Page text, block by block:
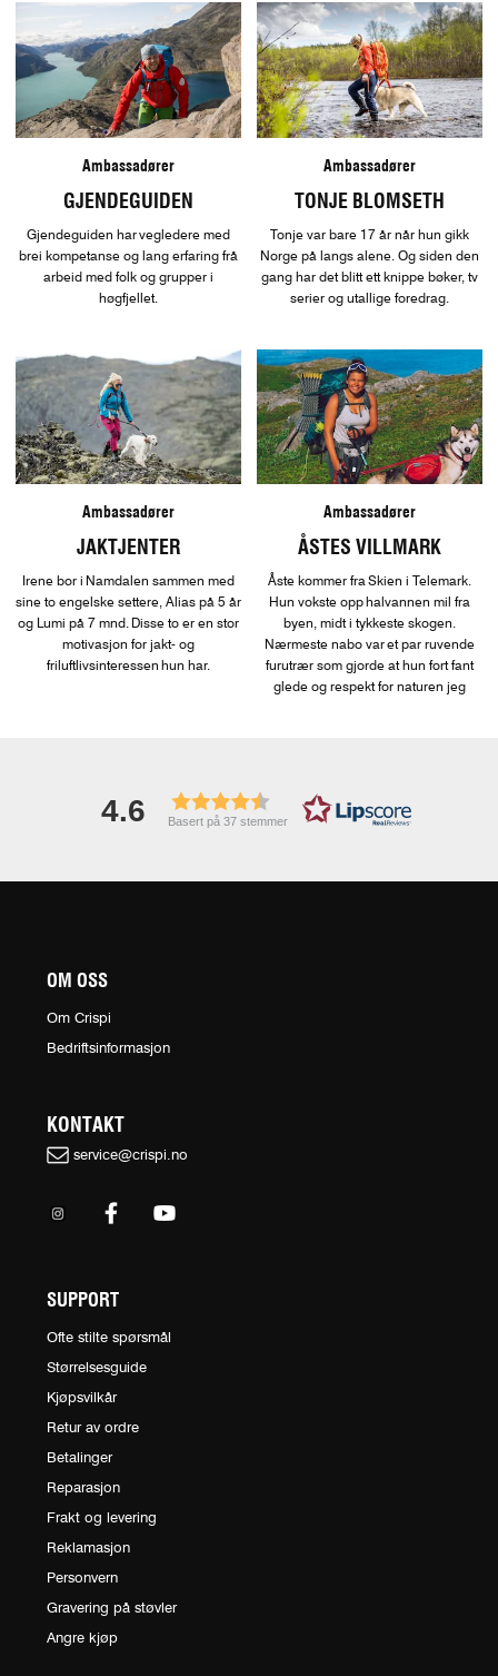
Ambassadører
GJENDEGUIDEN
Gjendeguiden har vegledere med
brei kompetanse og lang erfaring frå
arbeid med folk og grupper i
høgfjellet.
Ambassadører
TONJE BLOMSETH
Tonje var bare 17 år når hun gikk
Norge på langs alene. Og siden den
gang har det blitt ett knippe bøker, tv
serier og utallige foredrag.
Ambassadører
JAKTJENTER
Irene bor i Namdalen sammen med
sine to engelske settere, Alias på 5 år
og Lumi på 7 mnd. Disse to er en stor
motivasjon for jakt- og
friluftlivsinteressen hun har.
Ambassadører
ÅSTES VILLMARK
Åste kommer fra Skien i Telemark.
Hun vokste opp halvannen mil fra
byen, midt i tykkeste skogen.
Nærmeste nabo var et par ruvende
furutrær som gjorde at hun fort fant
glede og respekt for naturen jeg
4.6 Basert på 37 stemmer
OM OSS
Om Crispi
Bedriftsinformasjon
KONTAKT
service@crispi.no
SUPPORT
Ofte stilte spørsmål
Størrelsesguide
Kjøpsvilkår
Retur av ordre
Betalinger
Reparasjon
Frakt og levering
Reklamasjon
Personvern
Gravering på støvler
Angre kjøp